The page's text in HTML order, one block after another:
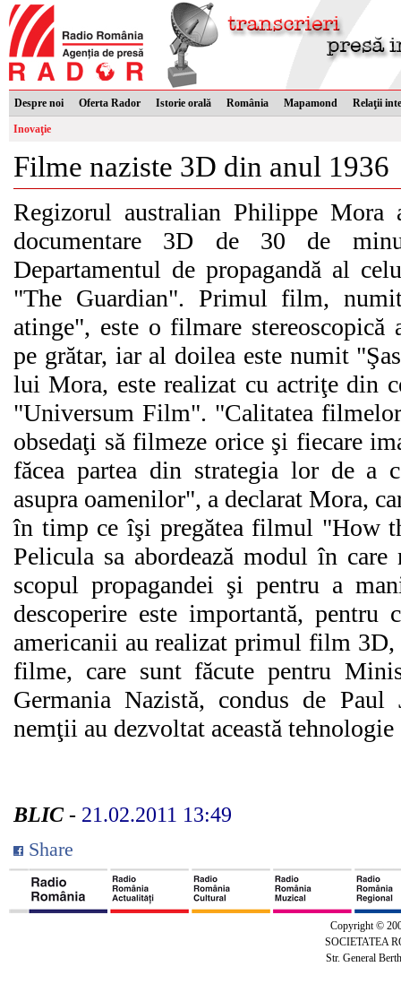
Despre noi Oferta Rador Istorie orală România Mapamond Relaţii
Inovaţie
Filme naziste 3D din anul 1936
Regizorul australian Philippe Mora
documentare 3D de 30 de
Departamentul de propagandă al
"The Guardian". Primul film,
atinge", este o filmare
pe grătar, iar al doilea este numit
lui Mora, este realizat cu actriţe din
"Universum Film". "Calitatea
obsedaţi să filmeze orice şi fiecare
făcea partea din strategia lor de a
asupra oamenilor", a declarat Mora,
în timp ce îşi pregătea filmul "How
Pelicula sa abordează modul în
scopul propagandei şi pentru a
descoperire este importantă, pentru
americanii au realizat primul film 3D,
filme, care sunt făcute pentru
Germania Nazistă, condus de Paul
nemţii au dezvoltat această
BLIC - 21.02.2011 13:49
Share
Copyright ©
SOCIETATEA
Str. General